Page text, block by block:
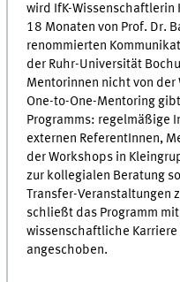
wird IfK-Wissenschaftlerin
18 Monaten von Prof. Dr.
renommierten
der Ruhr-Universität
Mentorinnen nicht von der
One-to-One-Mentoring
Programms: regelmäßige
externen ReferentInnen,
der Workshops in
zur kollegialen Beratung
Transfer-Veranstaltungen
schließt das Programm
wissenschaftliche
angeschoben.